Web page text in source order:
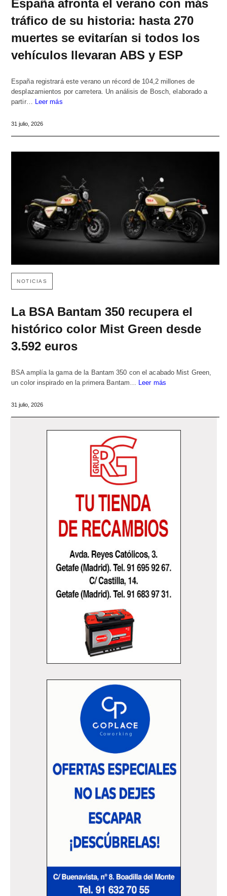
España afronta el verano con más
tráfico de su historia: hasta 270
muertes se evitarían si todos los
vehículos llevaran ABS y ESP
España registrará este verano un récord de 104,2 millones de
desplazamientos por carretera. Un análisis de Bosch, elaborado a
partir…
Leer más
31 julio, 2026
NOTICIAS
La BSA Bantam 350 recupera el
histórico color Mist Green desde
3.592 euros
BSA amplía la gama de la Bantam 350 con el acabado Mist Green,
un color inspirado en la primera Bantam… Leer más
31 julio, 2026